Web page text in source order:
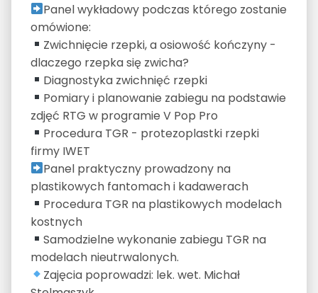
Panel wykładowy podczas którego zostanie
omówione:
Zwichnięcie rzepki, a osiowość kończyny -
dlaczego rzepka się zwicha?
Diagnostyka zwichnięć rzepki
Pomiary i planowanie zabiegu na podstawie
zdjęć RTG w programie V Pop Pro
Procedura TGR - protezoplastki rzepki
firmy IWET
Panel praktyczny prowadzony na
plastikowych fantomach i kadawerach
Procedura TGR na plastikowych modelach
kostnych
Samodzielne wykonanie zabiegu TGR na
modelach nieutrwalonych.
Zajęcia poprowadzi: lek. wet. Michał